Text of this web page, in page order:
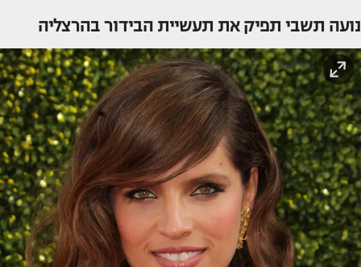
נועה תשבי תפיק את תעשיית הבידור בהרצליה